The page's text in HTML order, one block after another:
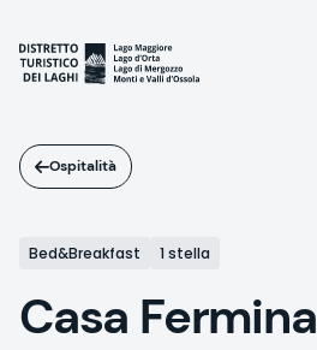
contenuto
principale
Ospitalità
Bed&Breakfast 1 stella
Casa Fermina